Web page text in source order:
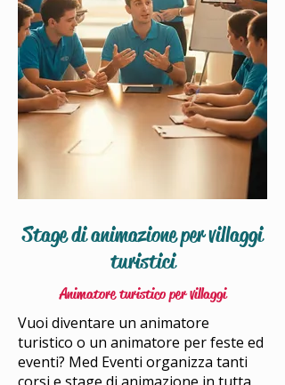
Stage di animazione per villaggi
turistici
Animatore turistico per villaggi
Vuoi diventare un animatore
turistico o un animatore per feste ed
eventi? Med Eventi organizza tanti